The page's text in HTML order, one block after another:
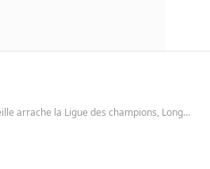
arrache la Ligue des champions, Longoria en larmes